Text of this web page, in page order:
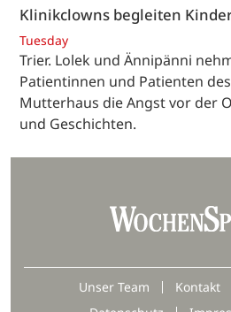
Klinikclowns begleiten
Tuesday
Trier. Lolek und Ännipänni
Patientinnen und Patienten
Mutterhaus die Angst vor der
und Geschichten.
Unser Team Kontakt